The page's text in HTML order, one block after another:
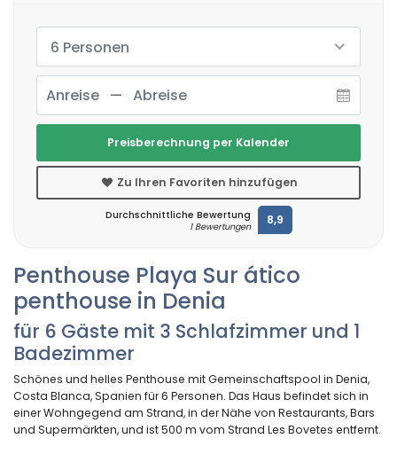
Penthouse Playa Sur ático
penthouse in Denia
für 6 Gäste mit 3 Schlafzimmer und 1
Badezimmer
Schönes und helles Penthouse mit Gemeinschaftspool in Denia,
Costa Blanca, Spanien für 6 Personen. Das Haus befindet sich in
einer Wohngegend am Strand, in der Nähe von Restaurants, Bars
und Supermärkten, und ist 500 m vom Strand Les Bovetes entfernt.
6 Personen
Preisberechnung per Kalender
Zu Ihren Favoriten hinzufügen
Durchschnittliche Bewertung
1 Bewertungen 8,9